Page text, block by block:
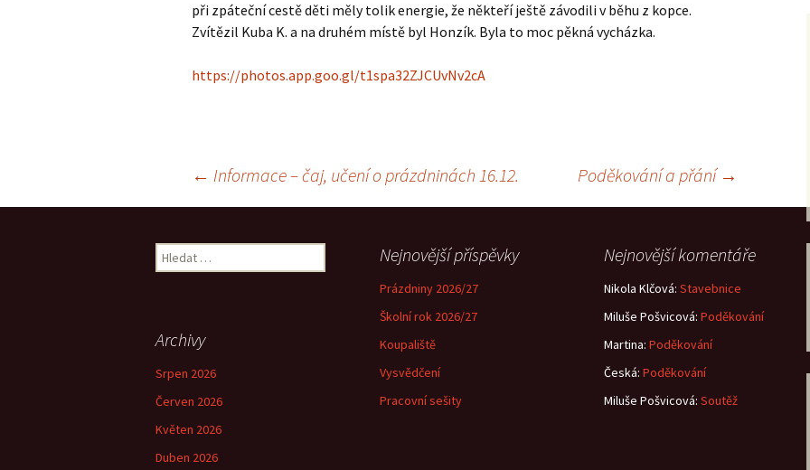
při zpáteční cestě děti měly tolik energie, že někteří ještě závodili v běhu z kopce.
Zvítězil Kuba K. a na druhém místě byl Honzík. Byla to moc pěkná vycházka.
https://photos.app.goo.gl/t1spa32ZJCUvNv2cA
← Informace – čaj, učení o prázdninách 16.12. Poděkování a přání →
Vyhledávání Nejnovější příspěvky
Prázdniny 2026/27
Školní rok 2026/27
Koupaliště
Vysvědčení
Pracovní sešity
Nejnovější komentáře
Nikola Klčová: Stavebnice
Miluše Pošvicová: Poděkování
Martina: Poděkování
Česká: Poděkování
Miluše Pošvicová: Soutěž
Archivy
Srpen 2026
Červen 2026
Květen 2026
Duben 2026